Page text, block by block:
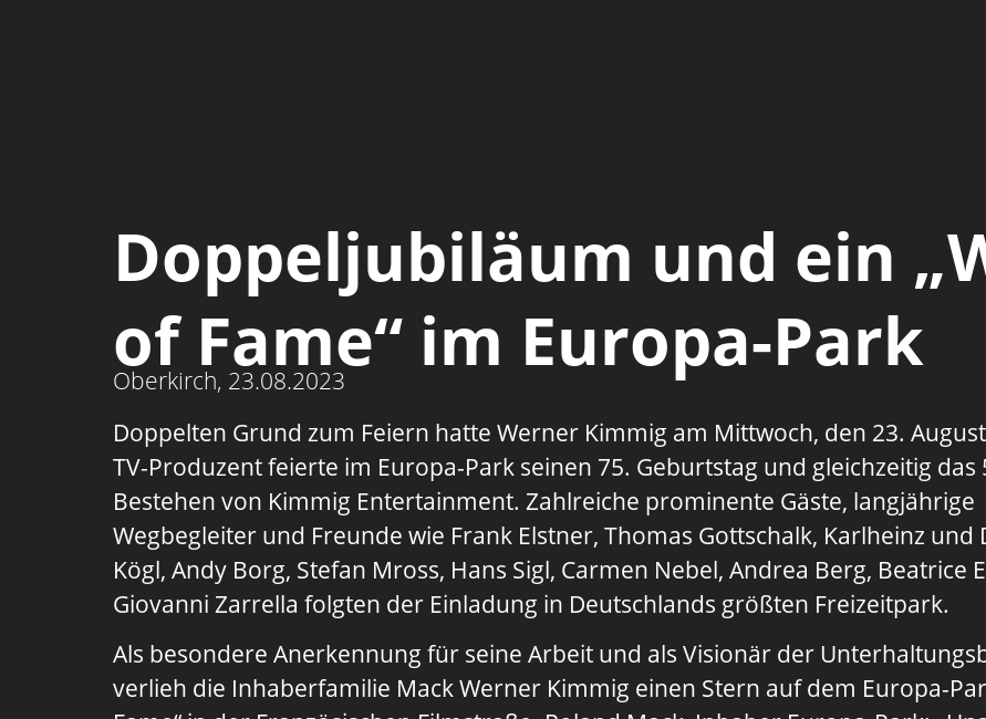
Doppeljubiläum und ein
of Fame“ im Europa-Park
Oberkirch, 23.08.2023
Doppelten Grund zum Feiern hatte Werner Kimmig am Mittwoch, den 23.
TV-Produzent feierte im Europa-Park seinen 75. Geburtstag und gleichzeitig das
Bestehen von Kimmig Entertainment. Zahlreiche prominente Gäste, langjährige
Wegbegleiter und Freunde wie Frank Elstner, Thomas Gottschalk, Karlheinz und
Kögl, Andy Borg, Stefan Mross, Hans Sigl, Carmen Nebel, Andrea Berg, Beatrice
Giovanni Zarrella folgten der Einladung in Deutschlands größten Freizeitpark.
Als besondere Anerkennung für seine Arbeit und als Visionär der
verlieh die Inhaberfamilie Mack Werner Kimmig einen Stern auf dem Europa-